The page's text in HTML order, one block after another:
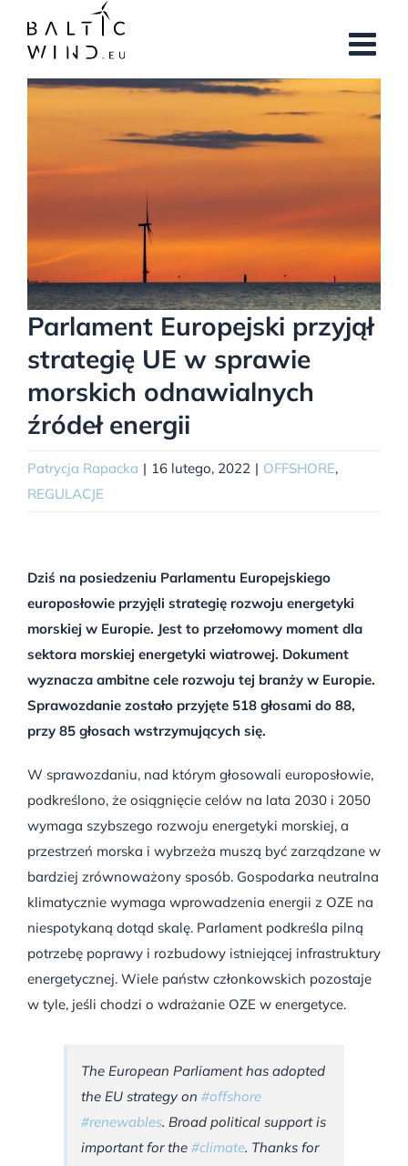
zawartości
Pokaż
Parlament Europejski przyjął
strategię UE w sprawie
morskich odnawialnych
źródeł energii
Patrycja Rapacka | 16 lutego, 2022 | OFFSHORE,
REGULACJE
Dziś na posiedzeniu Parlamentu Europejskiego
europosłowie przyjęli strategię rozwoju energetyki
morskiej w Europie. Jest to przełomowy moment dla
sektora morskiej energetyki wiatrowej. Dokument
wyznacza ambitne cele rozwoju tej branży w Europie.
Sprawozdanie zostało przyjęte 518 głosami do 88,
przy 85 głosach wstrzymujących się.
W sprawozdaniu, nad którym głosowali europosłowie,
podkreślono, że osiągnięcie celów na lata 2030 i 2050
wymaga szybszego rozwoju energetyki morskiej, a
przestrzeń morska i wybrzeża muszą być zarządzane w
bardziej zrównoważony sposób. Gospodarka neutralna
klimatycznie wymaga wprowadzenia energii z OZE na
niespotykaną dotąd skalę. Parlament podkreśla pilną
potrzebę poprawy i rozbudowy istniejącej infrastruktury
energetycznej. Wiele państw członkowskich pozostaje
w tyle, jeśli chodzi o wdrażanie OZE w energetyce.
The European Parliament has adopted
the EU strategy on #offshore
#renewables. Broad political support is
important for the #climate. Thanks for